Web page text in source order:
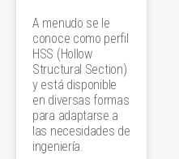
A menudo se le
conoce como perfil
HSS (Hollow
Structural Section)
y está disponible
en diversas formas
para adaptarse a
las necesidades de
ingeniería.